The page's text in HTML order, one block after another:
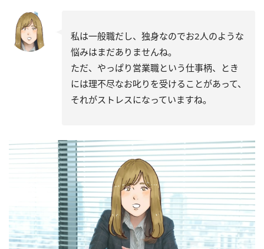
私は一般職だし、独身なのでお2人のような
悩みはまだありませんね。
ただ、やっぱり営業職という仕事柄、とき
には理不尽なお叱りを受けることがあって、
それがストレスになっていますね。